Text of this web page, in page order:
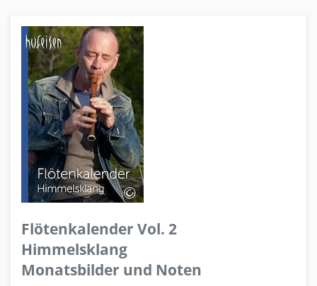
Flötenkalender Vol. 2
Himmelsklang
Monatsbilder und Noten